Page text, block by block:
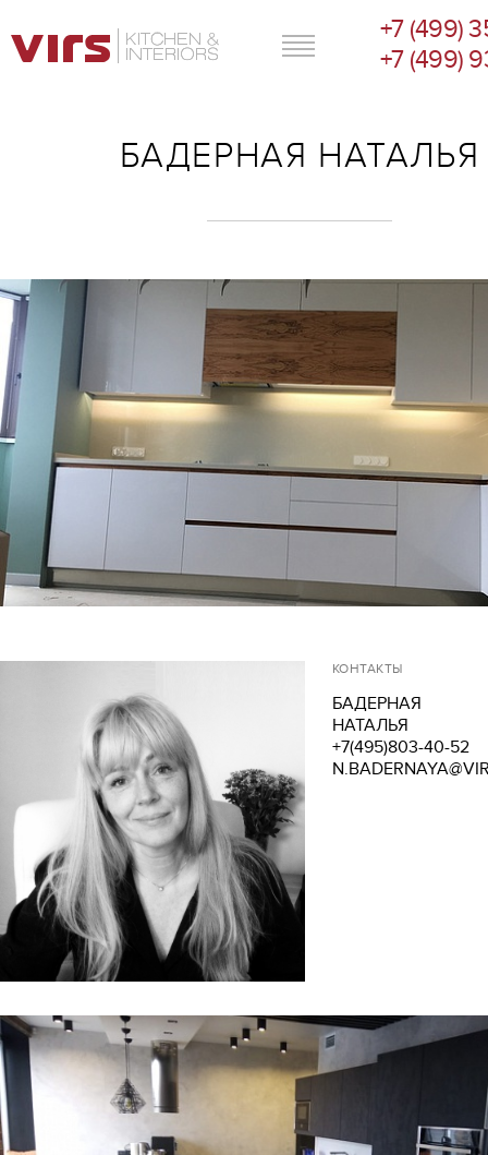
ГЛАВНОЕ МЕНЮ
+7 (499)
+7 (499)
БАДЕРНАЯ НАТАЛЬЯ
КОНТАКТЫ
БАДЕРНАЯ
НАТАЛЬЯ
+7(495)803-40-52